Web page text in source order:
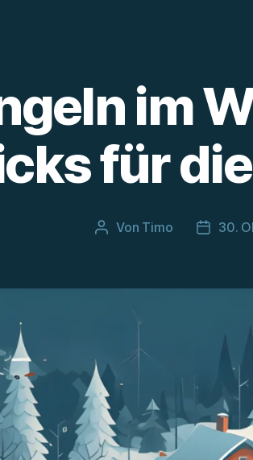
im
für
Beitragsautor
Von Timo 30.